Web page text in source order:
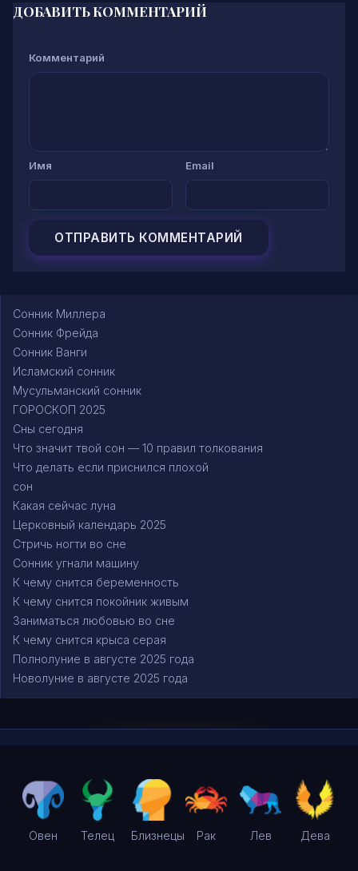
ДОБАВИТЬ КОММЕНТАРИЙ
Комментарий
Имя Email
Сонник Миллера
Сонник Фрейда
Сонник Ванги
Исламский сонник
Мусульманский сонник
ГОРОСКОП 2025
Сны сегодня
Что значит твой сон — 10 правил толкования
Что делать если приснился плохой
сон
Какая сейчас луна
Церковный календарь 2025
Стричь ногти во сне
Сонник угнали машину
К чему снится беременность
К чему снится покойник живым
Заниматься любовью во сне
К чему снится крыса серая
Полнолуние в августе 2025 года
Новолуние в августе 2025 года
Овен Телец Близнецы Рак Лев Дева